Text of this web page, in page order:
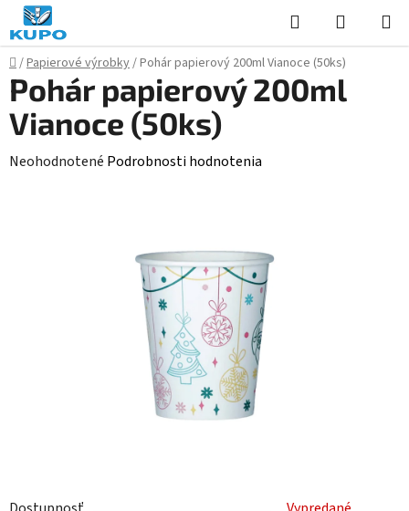
Prejsť
na
obsah
Hľadať
KOŠÍK
Domov
/Papierové výrobky/Pohár papierový 200ml Vianoce (50ks)
Pohár papierový 200ml
Vianoce (50ks)
Priemerné
Neohodnotené Podrobnosti hodnotenia